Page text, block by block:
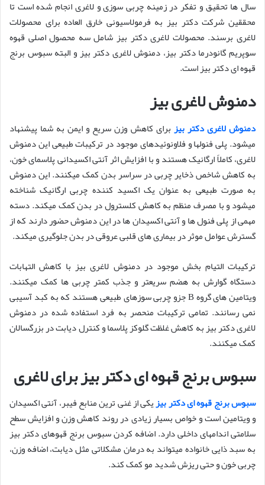
سال ها تحقیق و تفکر در زمینه چربی سوزی و لاغری انجام شده است تا
محققین شرکت دکتر بیز به فرمولاسیونی خارق العاده برای محصولات
لاغری برسند. محصولات لاغری دکتر بیز شامل سه محصول اصلی قهوه
سوپریم گانودرما دکتر بیز، دمنوش لاغری دکتر بیز و البته سبوس برنج
قهوه ای دکتر بیز است.
دمنوش لاغری بیز
دمنوش لاغری دکتر بیز برای کاهش وزن سریع و ایمن به شما پیشنهاد
میشود. پلی فنولها و فلاونوئیدهای موجود در ترکیبات طبیعی این دمنوش
لاغری، کاملاً ارگانیک هستند و با افزایش اثر آنتی اکسیدانی پلاسمای خون،
به کاهش شاخص ذخایر چربی در سراسر بدن کمک میکنند. این دمنوش
به صورت طبیعی به عنوان یک اکسید کننده چربی ارگانیک شناخته
میشود و با مصرف منظم به کاهش کلسترول در بدن کمک میکند. دسته
مهمی از پلی فنول ها و آنتی اکسیدان ها در این دمنوش حضور دارند که از
گسترش عوامل موثر در بیماری های قلبی عروقی در بدن جلوگیری میکند.
ترکیبات التیام بخش موجود در دمنوش لاغری بیز با کاهش التهابات
دستگاه گوارش به هضم سریعتر و جذب کمتر چربی ها کمک میکنند.
ویتامین های گروه B جزو چربی سوزهای طبیعی هستند که به کبد آسیبی
نمی رسانند. تمامی ترکیبات منحصر به فرد استفاده شده در دمنوش
لاغری دکتر بیز به کاهش غلظت گلوکز پلاسما و کنترل دیابت در بزرگسالان
کمک میکنند.
سبوس برنج قهوه ای دکتر بیز برای لاغری
سبوس برنج قهوه ای دکتر بیزیکی از غنی ترین منابع فیبر، آنتی اکسیدان
و ویتامین است و خواص بسیار زیادی در روند کاهش وزن و افزایش سطح
سلامتی اندامهای داخلی دارد. اضافه کردن سبوس برنج قهوهای دکتر بیز
به سبد ذایی خانواده میتواند به درمان مشکلاتی مثل دیابت، اضافه وزن،
چربی خون و حتی ریزش شدید مو کمک کند.